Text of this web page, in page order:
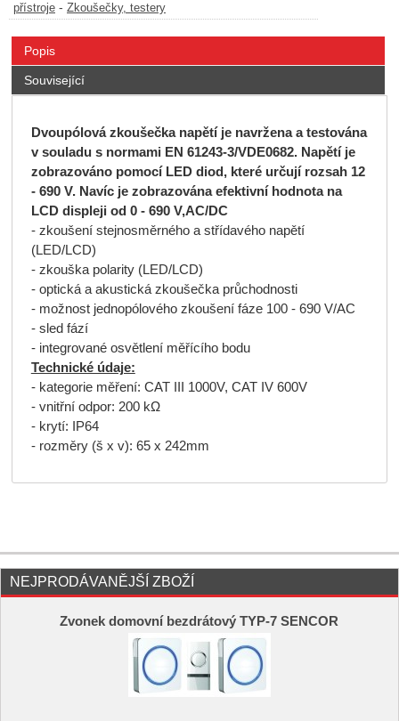
přístroje - Zkoušečky, testery
Popis
Související
Dvoupólová zkoušečka napětí je navržena a testována
v souladu s normami EN 61243-3/VDE0682. Napětí je
zobrazováno pomocí LED diod, které určují rozsah 12
- 690 V. Navíc je zobrazována efektivní hodnota na
LCD displeji od 0 - 690 V,AC/DC
- zkoušení stejnosměrného a střídavého napětí
(LED/LCD)
- zkouška polarity (LED/LCD)
- optická a akustická zkoušečka průchodnosti
- možnost jednopólového zkoušení fáze 100 - 690 V/AC
- sled fází
- integrované osvětlení měřícího bodu
Technické údaje:
- kategorie měření: CAT III 1000V, CAT IV 600V
- vnitřní odpor: 200 kΩ
- krytí: IP64
- rozměry (š x v): 65 x 242mm
NEJPRODÁVANĚJŠÍ ZBOŽÍ
Zvonek domovní bezdrátový TYP-7 SENCOR